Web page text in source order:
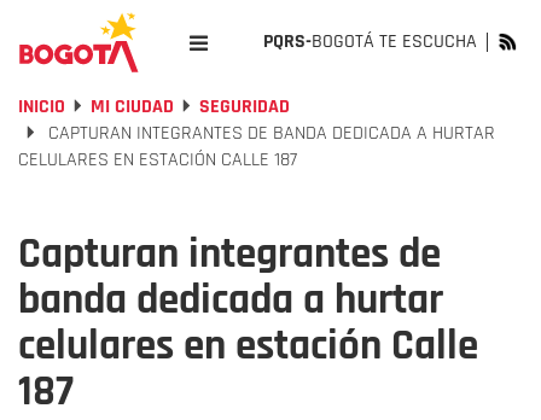
PQRS-BOGOTÁ TE ESCUCHA
INICIO MI CIUDAD
SEGURIDAD
CAPTURAN INTEGRANTES DE BANDA DEDICADA A HURTAR
CELULARES EN ESTACIÓN CALLE 187
Capturan integrantes de
banda dedicada a hurtar
celulares en estación Calle
187